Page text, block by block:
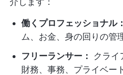
働くプロフェッショナル：
ム、お金、身の回りの管
フリーランサー：
クライ
財務、事務、プライベー